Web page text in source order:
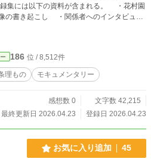
の書き起こし ・関係者へのインタビュー
画およびコメント欄のアーカイブ ・SN
等）の投稿記録 ・インターネット掲示板
ール・ダイレクトメッセージの記録 ・行
告書、村議会議事録等） ・新聞・週刊誌
・学会報告 ・郷土史料・古文書 ・そ
編集を加えている箇所がある。 ※
ら転載。また、本作はテキストを読むよ
リーという性質上、ああいう形式のほうが
とおもいます。
186 位 / 8,512件
理もの モキュメンタリー
感想数 0
文字数 42,215
最終更新日 2026.04.23
登録日 2026.04.23
お気に入り追加 45